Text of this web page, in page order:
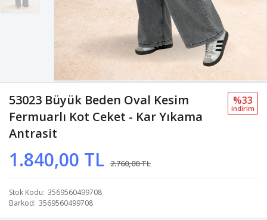
53023 Büyük Beden Oval Kesim
Fermuarlı Kot Ceket - Kar Yıkama
Antrasit
1.840,00 TL 2.760,00 TL
%33
i̇ndi̇ri̇m
Stok Kodu 3569560499708
Barkod 3569560499708